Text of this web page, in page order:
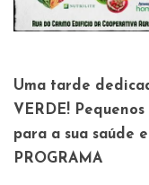
Uma tarde
VERDE!
para a sua saúde
PROGRAMA